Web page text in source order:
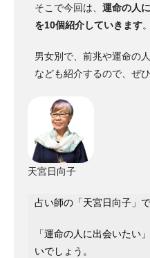
そこで今回は、 運命の人
を10個紹介していきます。
男女別で、前兆や運命の
なども紹介するので、ぜ
天宮日向子
占い師の「天宮日向子」で
「運命の人に出会いたい
いでしょう。